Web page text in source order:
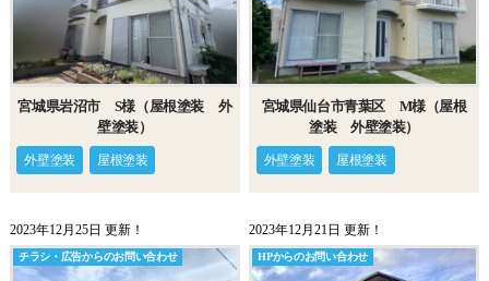
宮城県岩沼市 S様（屋根塗装 外
壁塗装）
外壁塗装 屋根塗装
宮城県仙台市青葉区 M様（屋根
塗装 外壁塗装）
外壁塗装 屋根塗装
2023年12月25日 更新！
チラシ・広告からのお問い合わせ
2023年12月21日 更新！
HPからのお問い合わせ